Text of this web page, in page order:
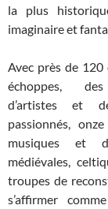
la plus
imaginaire et
Avec près de
échoppes,
d’artistes et
passionnés,
musiques et
médiévales,
troupes de
s’affirmer